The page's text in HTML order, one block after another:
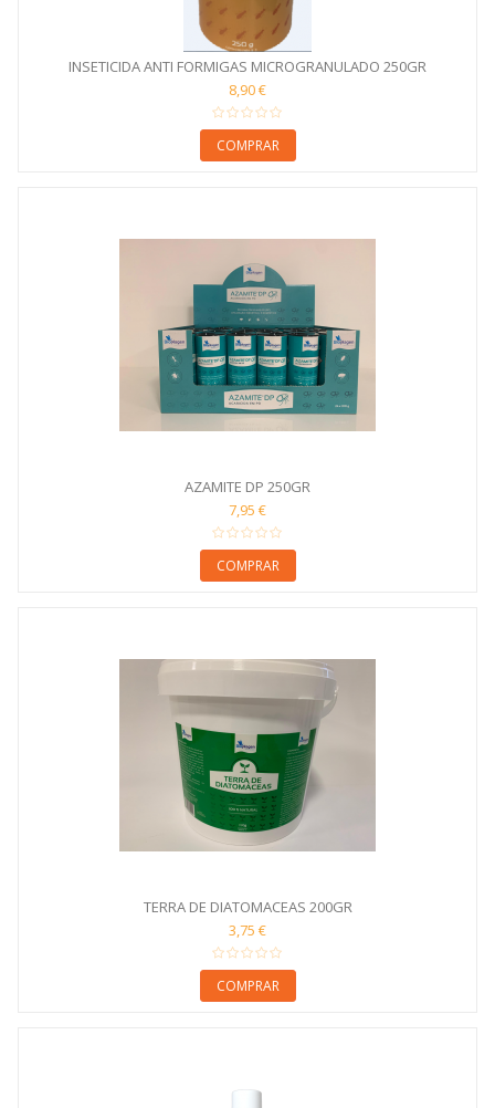
INSETICIDA ANTI FORMIGAS MICROGRANULADO 250GR
8,90 €
COMPRAR
AZAMITE DP 250GR
7,95 €
COMPRAR
TERRA DE DIATOMACEAS 200GR
3,75 €
COMPRAR